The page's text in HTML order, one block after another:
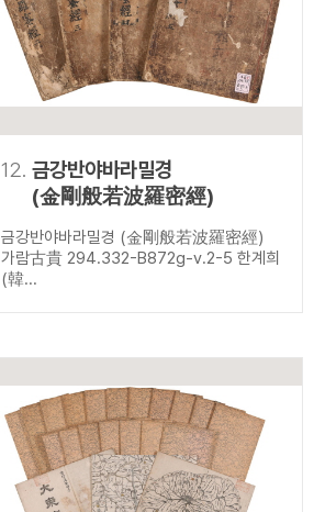
12. 금강반야바라밀경
(金剛般若波羅密經)
금강반야바라밀경 (金剛般若波羅密經)
가람古貴 294.332-B872g-v.2-5 한계희
(韓...